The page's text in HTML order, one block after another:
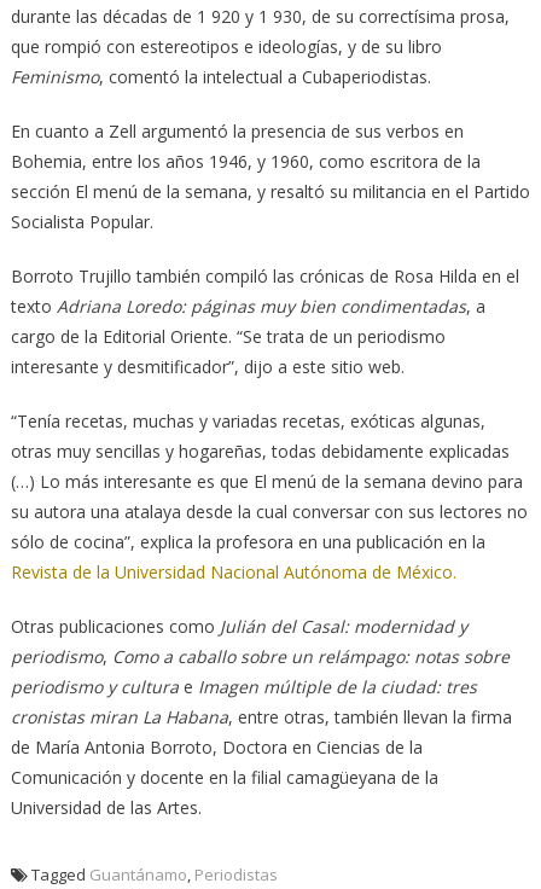
durante las décadas de 1 920 y 1 930, de su correctísima prosa,
que rompió con estereotipos e ideologías, y de su libro
Feminismo, comentó la intelectual a Cubaperiodistas.
En cuanto a Zell argumentó la presencia de sus verbos en
Bohemia, entre los años 1946, y 1960, como escritora de la
sección El menú de la semana, y resaltó su militancia en el Partido
Socialista Popular.
Borroto Trujillo también compiló las crónicas de Rosa Hilda en el
texto Adriana Loredo: páginas muy bien condimentadas, a
cargo de la Editorial Oriente. “Se trata de un periodismo
interesante y desmitificador”, dijo a este sitio web.
“Tenía recetas, muchas y variadas recetas, exóticas algunas,
otras muy sencillas y hogareñas, todas debidamente explicadas
(…) Lo más interesante es que El menú de la semana devino para
su autora una atalaya desde la cual conversar con sus lectores no
sólo de cocina”, explica la profesora en una publicación en la
Revista de la Universidad Nacional Autónoma de México.
Otras publicaciones como Julián del Casal: modernidad y
periodismo, Como a caballo sobre un relámpago: notas sobre
periodismo y culturae Imagen múltiple de la ciudad: tres
cronistas miran La Habana, entre otras, también llevan la firma
de María Antonia Borroto, Doctora en Ciencias de la
Comunicación y docente en la filial camagüeyana de la
Universidad de las Artes.
Tagged Guantánamo, Periodistas